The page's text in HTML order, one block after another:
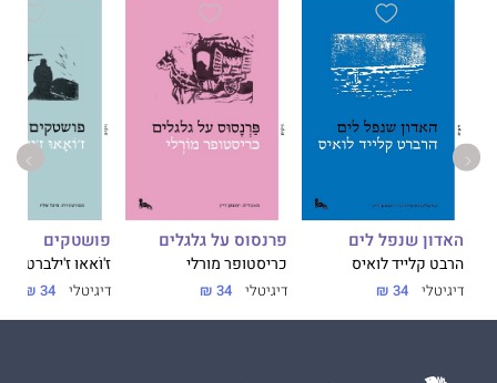
האדון שנפל לים
הרבט קלייד לואיס
דיגיטלי 34 ₪
פרנסוס על גלגלים
כריסטופר מורלי
דיגיטלי 34 ₪
פושטקים
ז'וֹאאוּ ז'ילברטו נוֹל
דיגיטלי 34 ₪